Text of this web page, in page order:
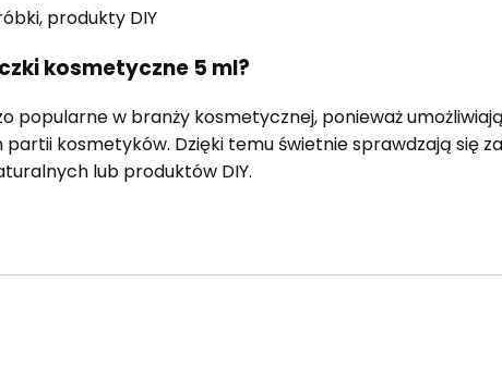
produkty DIY
kosmetyczne 5 ml?
popularne w branży kosmetycznej, ponieważ
kosmetyków. Dzięki temu świetnie sprawdzają się
lub produktów DIY.